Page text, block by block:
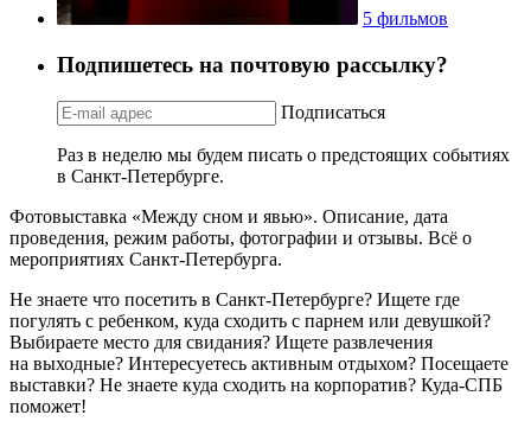
5 фильмов
Подпишетесь на почтовую рассылку?
Подписаться
Раз в неделю мы будем писать о предстоящих событиях
в Санкт-Петербурге.
Фотовыставка «Между сном и явью». Описание, дата
проведения, режим работы, фотографии и отзывы. Всё о
мероприятиях Санкт-Петербурга.
Не знаете что посетить в Санкт-Петербурге? Ищете где
погулять с ребенком, куда сходить с парнем или девушкой?
Выбираете место для свидания? Ищете развлечения
на выходные? Интересуетесь активным отдыхом? Посещаете
выставки? Не знаете куда сходить на корпоратив? Куда-СПБ
поможет!